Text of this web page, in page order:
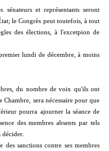
et représentants seront
le Congrès peut toutefois, à tout
des élections, à l'excetpion de
lundi de décembre, à moins
du nombre de voix qu'ils ont
sera nécessaire pour que
pourra ajourner la séance de
des membres absents par tels
sanctions contre ses membres